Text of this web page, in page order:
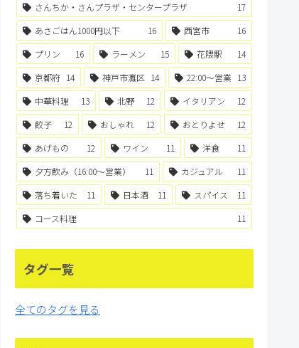
さんちか・さんプラザ・センタープラザ
17
あさごはん1000円以下
16 西宮市
16
プリン
16 ラーメン 15 花隈駅
14
京都府 14 神戸市灘区 14 22:00〜営業 13
中華料理
13 北野 12 イタリアン
12
餃子
12 おしゃれ 12 おとりよせ
12
あげもの
12 ワイン 11 洋食
11
夕方飲み（16:00〜営業）
11 カジュアル
11
落ち着いた
11 日本酒 11 スパイス
11
コース料理
11
タグ一覧
全てのタグを見る